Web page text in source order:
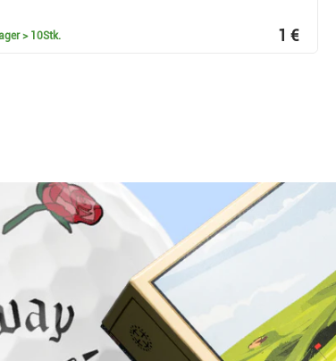
> 10Stk. 1 €
bei Golfbrothers.de kaufen?